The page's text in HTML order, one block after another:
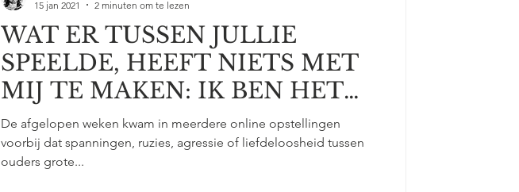
WAT ER TUSSEN JULLIE
SPEELDE, HEEFT NIETS MET
MIJ TE MAKEN: IK BEN HET
KIND
De afgelopen weken kwam in meerdere online opstellingen
voorbij dat spanningen, ruzies, agressie of liefdeloosheid tussen
ouders grote...
15 jan 2021
2 minuten om te lezen